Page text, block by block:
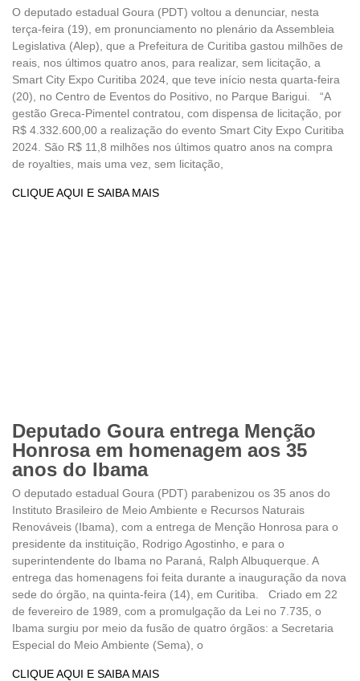
O deputado estadual Goura (PDT) voltou a denunciar, nesta
terça-feira (19), em pronunciamento no plenário da Assembleia
Legislativa (Alep), que a Prefeitura de Curitiba gastou milhões de
reais, nos últimos quatro anos, para realizar, sem licitação, a
Smart City Expo Curitiba 2024, que teve início nesta quarta-feira
(20), no Centro de Eventos do Positivo, no Parque Barigui. “A
gestão Greca-Pimentel contratou, com dispensa de licitação, por
R$ 4.332.600,00 a realização do evento Smart City Expo Curitiba
2024. São R$ 11,8 milhões nos últimos quatro anos na compra
de royalties, mais uma vez, sem licitação,
CLIQUE AQUI E SAIBA MAIS
Deputado Goura entrega Menção
Honrosa em homenagem aos 35
anos do Ibama
O deputado estadual Goura (PDT) parabenizou os 35 anos do
Instituto Brasileiro de Meio Ambiente e Recursos Naturais
Renováveis (Ibama), com a entrega de Menção Honrosa para o
presidente da instituição, Rodrigo Agostinho, e para o
superintendente do Ibama no Paraná, Ralph Albuquerque. A
entrega das homenagens foi feita durante a inauguração da nova
sede do órgão, na quinta-feira (14), em Curitiba. Criado em 22
de fevereiro de 1989, com a promulgação da Lei no 7.735, o
Ibama surgiu por meio da fusão de quatro órgãos: a Secretaria
Especial do Meio Ambiente (Sema), o
CLIQUE AQUI E SAIBA MAIS